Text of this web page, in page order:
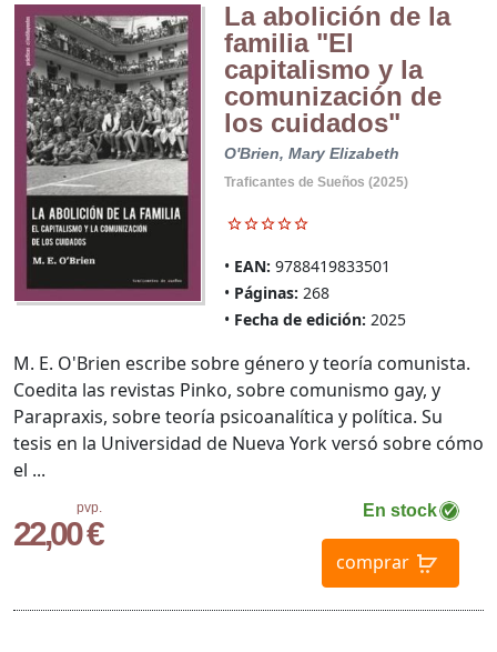
La abolición de la
familia "El
capitalismo y la
comunización de
los cuidados"
O'Brien, Mary Elizabeth
Traficantes de Sueños (2025)
EAN: 9788419833501
Páginas: 268
Fecha de edición: 2025
pvp.
22,00 €
En stock
comprar
M. E. O'Brien escribe sobre género y teoría comunista.
Coedita las revistas Pinko, sobre comunismo gay, y
Parapraxis, sobre teoría psicoanalítica y política. Su
tesis en la Universidad de Nueva York versó sobre cómo
el ...